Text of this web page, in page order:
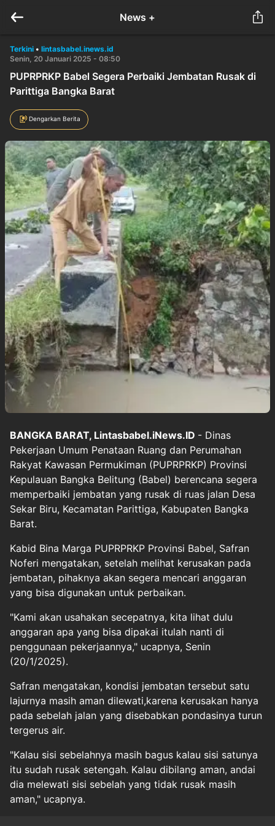
News +
Terkini • lintasbabel.inews.id
Senin, 20 Januari 2025 - 08:50
PUPRPRKP Babel Segera Perbaiki Jembatan Rusak di
Parittiga Bangka Barat
Dengarkan Berita
BANGKA BARAT, Lintasbabel.iNews.ID - Dinas
Pekerjaan Umum Penataan Ruang dan Perumahan
Rakyat Kawasan Permukiman (PUPRPRKP) Provinsi
Kepulauan Bangka Belitung (Babel) berencana segera
memperbaiki jembatan yang rusak di ruas jalan Desa
Sekar Biru, Kecamatan Parittiga, Kabupaten Bangka
Barat.
Kabid Bina Marga PUPRPRKP Provinsi Babel, Safran
Noferi mengatakan, setelah melihat kerusakan pada
jembatan, pihaknya akan segera mencari anggaran
yang bisa digunakan untuk perbaikan.
"Kami akan usahakan secepatnya, kita lihat dulu
anggaran apa yang bisa dipakai itulah nanti di
penggunaan pekerjaannya," ucapnya, Senin
(20/1/2025).
Safran mengatakan, kondisi jembatan tersebut satu
lajurnya masih aman dilewati,karena kerusakan hanya
pada sebelah jalan yang disebabkan pondasinya turun
tergerus air.
"Kalau sisi sebelahnya masih bagus kalau sisi satunya
itu sudah rusak setengah. Kalau dibilang aman, andai
dia melewati sisi sebelah yang tidak rusak masih
aman," ucapnya.